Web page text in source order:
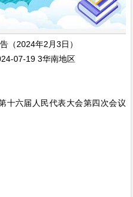
（2024年2月3日）
07-19 3华南地区
六届人民代表大会第四次会议